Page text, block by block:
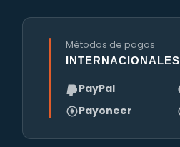
Métodos de pagos
INTERNACIONALES
PayPal
Payoneer